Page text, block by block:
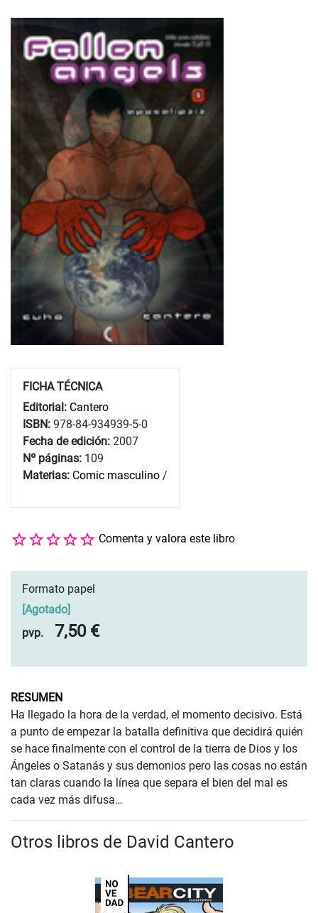
FICHA TÉCNICA
Editorial: Cantero
ISBN: 978-84-934939-5-0
Fecha de edición: 2007
Nº páginas: 109
Materias: Comic masculino /
Comenta y valora este libro
Formato papel
[Agotado]
pvp.
7,50 €
RESUMEN
Ha llegado la hora de la verdad, el momento decisivo. Está
a punto de empezar la batalla definitiva que decidirá quién
se hace finalmente con el control de la tierra de Dios y los
Ángeles o Satanás y sus demonios pero las cosas no están
tan claras cuando la línea que separa el bien del mal es
cada vez más difusa…
Otros libros de David Cantero